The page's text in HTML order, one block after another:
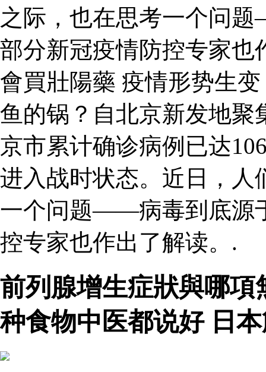
之际，也在思考一个问
部分新冠疫情防控专家也
會買壯陽藥 疫情形势生
鱼的锅？自北京新发地聚
京市累计确诊病例已达
进入战时状态。近日，人
一个问题——病毒到底源
控专家也作出了解读。.
前列腺增生症狀與哪
种食物中医都说好 日